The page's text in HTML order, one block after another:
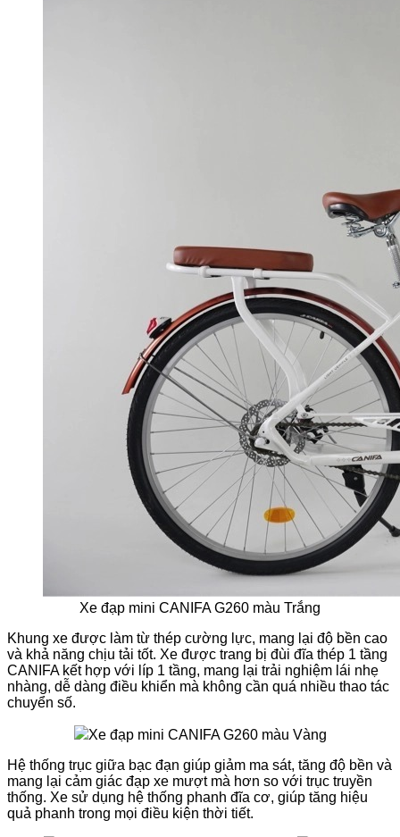
Xe đạp mini CANIFA G260 màu Trắng
Khung xe được làm từ thép cường lực, mang lại độ bền cao
và khả năng chịu tải tốt. Xe được trang bị đùi đĩa thép 1 tầng
CANIFA kết hợp với líp 1 tầng, mang lại trải nghiệm lái nhẹ
nhàng, dễ dàng điều khiển mà không cần quá nhiều thao tác
chuyển số.
Xe đạp mini CANIFA G260 màu Vàng
Hệ thống trục giữa bạc đạn giúp giảm ma sát, tăng độ bền và
mang lại cảm giác đạp xe mượt mà hơn so với trục truyền
thống. Xe sử dụng hệ thống phanh đĩa cơ, giúp tăng hiệu
quả phanh trong mọi điều kiện thời tiết.